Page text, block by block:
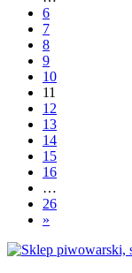
6
7
8
9
10
11
12
13
14
15
16
…
26
»